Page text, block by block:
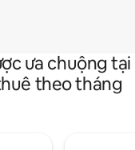
ưa chuộng
theo tháng